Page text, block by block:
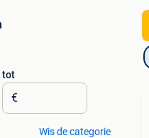
tot
€
Wis de categorie